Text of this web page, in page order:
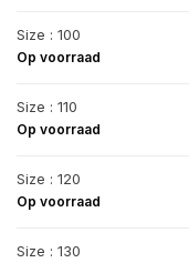
Size : 100
Op voorraad
Size : 110
Op voorraad
Size : 120
Op voorraad
Size : 130